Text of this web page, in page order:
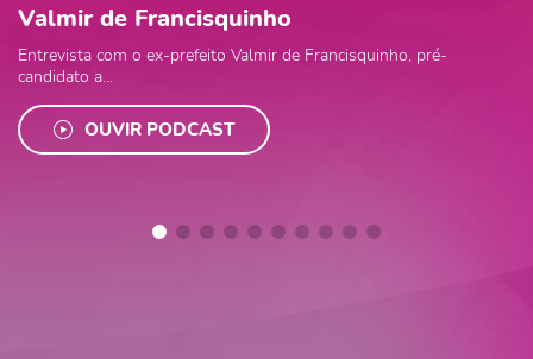
Valmir de Francisquinho
Entrevista com o ex-prefeito Valmir de Francisquinho, pré-
candidato a...
OUVIR PODCAST